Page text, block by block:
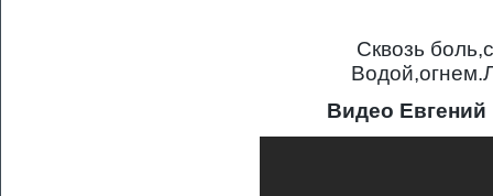
Сквозь
Видео